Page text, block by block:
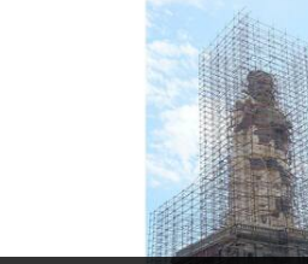
கன்னியாகுமரி
திருவள்ளுவர்
ரூ.1 கோடி
புனரமைப்பு
நிறைவு
Nivetha P Dec 31, 2022